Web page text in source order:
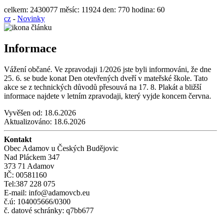
celkem: 2430077 měsíc: 11924 den: 770 hodina: 60
cz - Novinky
Informace
Vážení občané. Ve zpravodaji 1/2026 jste byli informováni, že dne
25. 6. se bude konat Den otevřených dveří v mateřské škole. Tato
akce se z technických důvodů přesouvá na 17. 8. Plakát a bližší
informace najdete v letním zpravodaji, který vyjde koncem června.
Vyvěšen od: 18.6.2026
Aktualizováno: 18.6.2026
Kontakt
Obec Adamov u Českých Budějovic
Nad Pláckem 347
373 71 Adamov
IČ: 00581160
Tel:387 228 075
E-mail: info@adamovcb.eu
č.ú: 104005666/0300
č. datové schránky: q7bb677